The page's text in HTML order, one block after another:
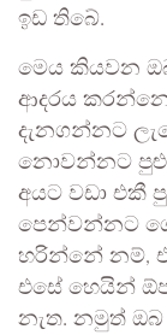
ඉඩ තිබේ.
මෙය කියවන
ආදරය
දැනගන්නට
නොවන්නට
අයට වඩා එකී
පෙන්වන්නට
හරින්නේ නම්,
එසේ හෙයින්
නැත. නමුත්